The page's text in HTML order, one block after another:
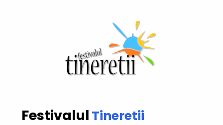
Festivalul Tineretii